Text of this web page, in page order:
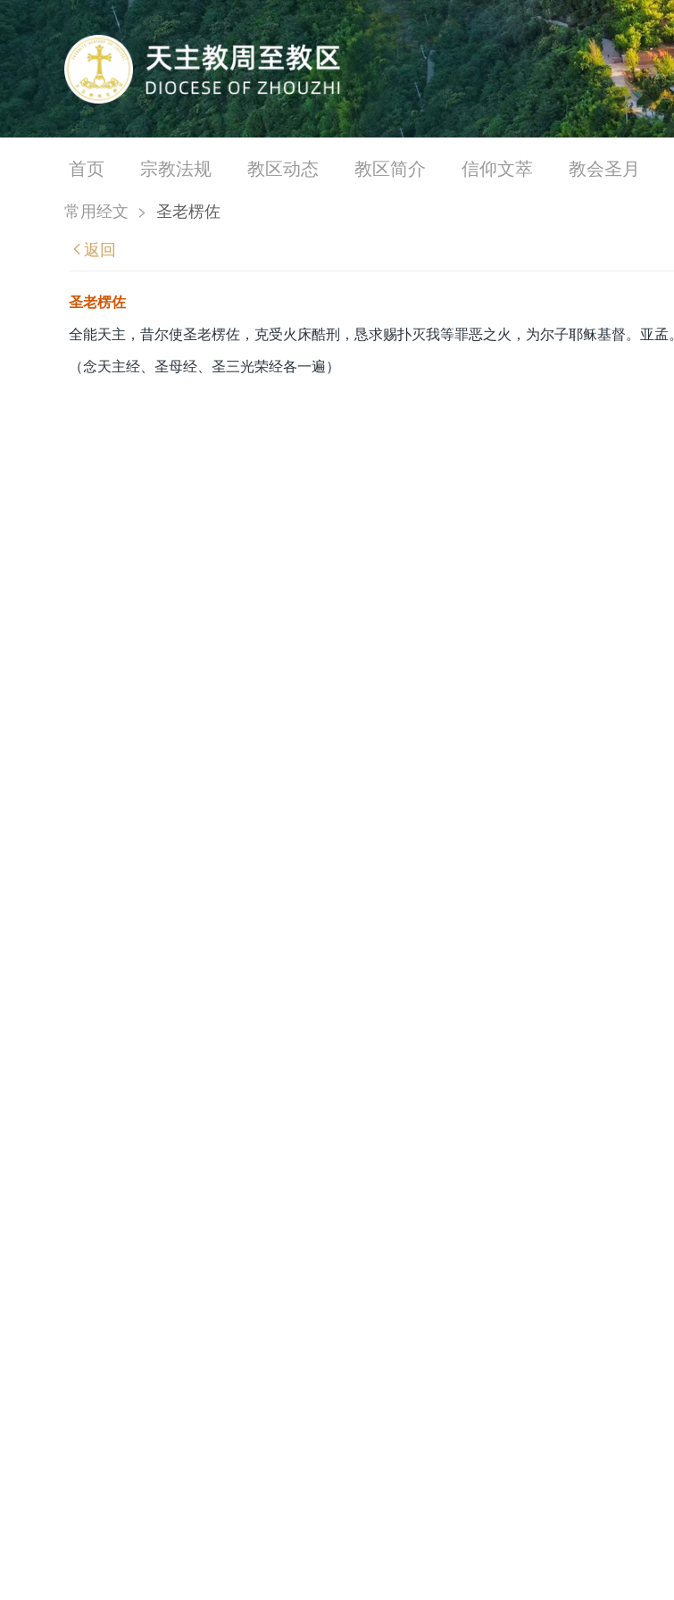
首页 宗教法规 教区动态 教区简介 信仰文萃 教会圣月
常用经文 > 圣老楞佐
返回
圣老楞佐
全能天主，昔尔使圣老楞佐，克受火床酷刑，恳求赐扑灭我等罪恶之火，为尔子耶稣基督。亚孟。
（念天主经、圣母经、圣三光荣经各一遍）